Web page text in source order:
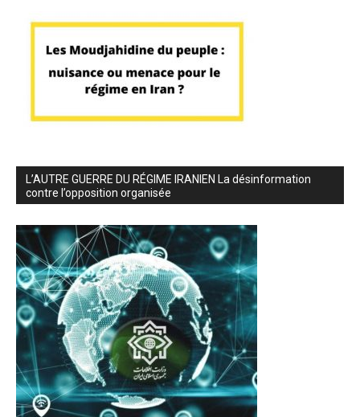
L’AUTRE GUERRE DU RÉGIME IRANIEN La désinformation
contre l’opposition organisée